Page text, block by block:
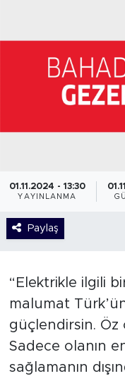
01.11.2024 - 13:30
YAYINLANMA
Paylaş
“Elektrikle ilgili
malumat
güçlendirsin. Öz
Sadece olanın
sağlamanın